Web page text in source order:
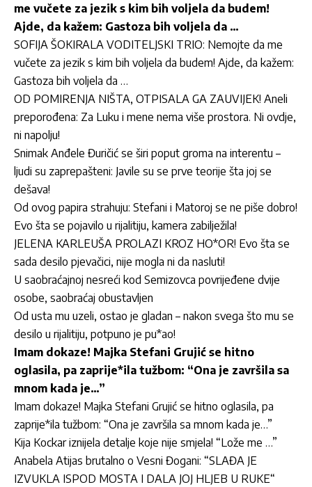
me vučete za jezik s kim bih voljela da budem!
Ajde, da kažem: Gastoza bih voljela da …
SOFIJA ŠOKIRALA VODITELJSKI TRIO: Nemojte da me
vučete za jezik s kim bih voljela da budem! Ajde, da kažem:
Gastoza bih voljela da …
OD POMIRENJA NIŠTA, OTPISALA GA ZAUVIJEK! Aneli
preporođena: Za Luku i mene nema više prostora. Ni ovdje,
ni napolju!
Snimak Anđele Đuričić se širi poput groma na interentu –
ljudi su zaprepašteni: Javile su se prve teorije šta joj se
dešava!
Od ovog papira strahuju: Stefani i Matoroj se ne piše dobro!
Evo šta se pojavilo u rijalitiju, kamera zabilježila!
JELENA KARLEUŠA PROLAZI KROZ HO*OR! Evo šta se
sada desilo pjevačici, nije mogla ni da nasluti!
U saobraćajnoj nesreći kod Semizovca povrijeđene dvije
osobe, saobraćaj obustavljen
Od usta mu uzeli, ostao je gladan – nakon svega što mu se
desilo u rijalitiju, potpuno je pu*ao!
Imam dokaze! Majka Stefani Grujić se hitno
oglasila, pa zaprije*ila tužbom: “Ona je završila sa
mnom kada je…”
Imam dokaze! Majka Stefani Grujić se hitno oglasila, pa
zaprije*ila tužbom: “Ona je završila sa mnom kada je…”
Kija Kockar iznijela detalje koje nije smjela! “Lože me …”
Anabela Atijas brutalno o Vesni Đogani: “SLAĐA JE
IZVUKLA ISPOD MOSTA I DALA JOJ HLJEB U RUKE“